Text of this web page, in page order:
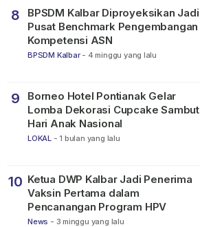
8
BPSDM Kalbar Diproyeksikan Jadi
Pusat Benchmark Pengembangan
Kompetensi ASN
BPSDM Kalbar - 4 minggu yang lalu
9
Borneo Hotel Pontianak Gelar
Lomba Dekorasi Cupcake Sambut
Hari Anak Nasional
LOKAL - 1 bulan yang lalu
10 Ketua DWP Kalbar Jadi Penerima
Vaksin Pertama dalam
Pencanangan Program HPV
News - 3 minggu yang lalu